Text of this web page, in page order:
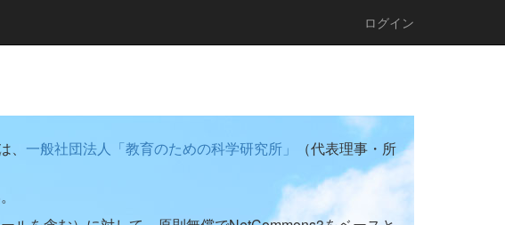
ログイン
一般社団法人「教育のための科学研究所」
（代表理事・所